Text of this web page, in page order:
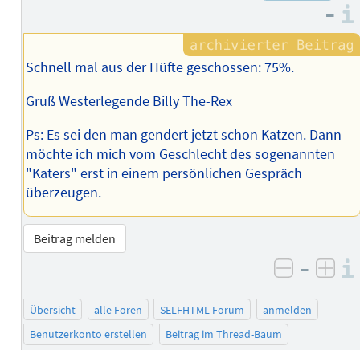
–
Schnell mal aus der Hüfte geschossen: 75%.
Gruß Westerlegende Billy The-Rex
Ps: Es sei den man gendert jetzt schon Katzen. Dann
möchte ich mich vom Geschlecht des sogenannten
"Katers" erst in einem persönlichen Gespräch
überzeugen.
Beitrag melden
negativ
–
Übersicht alle Foren SELFHTML-Forum
anmelden
Benutzerkonto erstellen
Beitrag im Thread-Baum